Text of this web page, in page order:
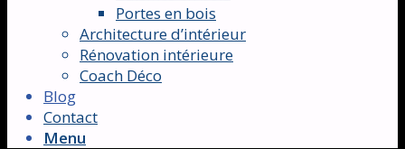
Portes en bois
Architecture d’intérieur
Rénovation intérieure
Coach Déco
Blog
Contact
Menu